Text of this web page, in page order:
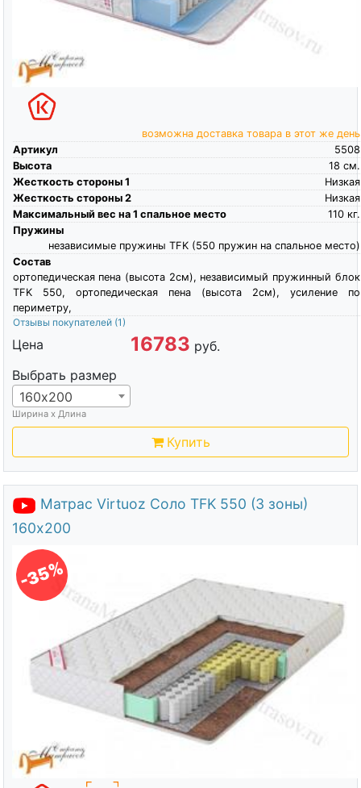
возможна доставка товара в этот же день
Артикул
5508
Высота
см.
18
Жесткость стороны 1
Низкая
Жесткость стороны 2
Низкая
Максимальный вес на 1 спальное место
кг.
110
Пружины
независимые пружины TFK (550 пружин на спальное место)
Состав
ортопедическая пена (высота 2см), независимый пружинный блок
TFK 550, ортопедическая пена (высота 2см), усиление по
периметру,
Отзывы покупателей (1)
Цена 16783 руб.
Выбрать размер
160х200
Ширина х Длина
Купить
Матрас Virtuoz Соло TFK 550 (3 зоны)
160х200
-35%